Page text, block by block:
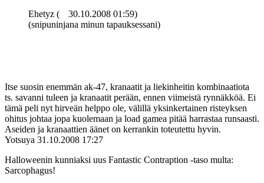
Ehetyz (
30.10.2008 01:59)
(snipuninjana minun tapauksessani)
Itse suosin enemmän ak-47, kranaatit ja liekinheitin kombinaatiota
ts. savanni tuleen ja kranaatit perään, ennen viimeistä rynnäkköä. Ei
tämä peli nyt hirveän helppo ole, välillä yksinkertainen risteyksen
ohitus johtaa jopa kuolemaan ja load gamea pitää harrastaa runsaasti.
Aseiden ja kranaattien äänet on kerrankin toteutettu hyvin.
Yotsuya 31.10.2008 17:27
Halloweenin kunniaksi uus Fantastic Contraption ‑taso multa:
Sarcophagus!